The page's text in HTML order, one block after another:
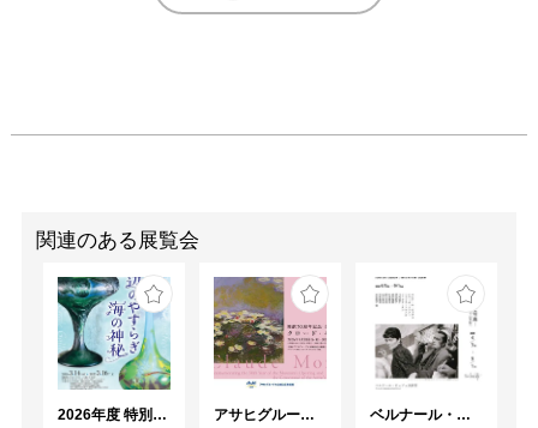
関連のある展覧会
2026年度 特別展「ガレとドーム、アール･ヌーヴォーのガラス 水辺のやすらぎ、海の神秘」
アサヒグループ大山崎山荘美術館 開館30周年記念展「没後100年 クロード・モネ」
ベルナール・ビュフェと写真 ーカメラがとらえたビュフェとその時代、そして21 世紀へ